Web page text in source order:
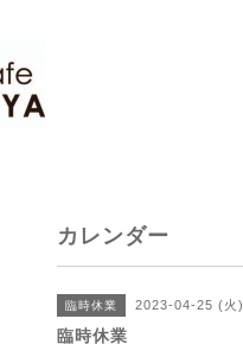
カレンダー
臨時休業 2023-04-25 (火)
臨時休業